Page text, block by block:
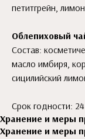
петитгрейн,
Облепиховый
Состав:
масло имбиря,
сицилийский
Срок годности:
Хранение и меры
Хранение и меры